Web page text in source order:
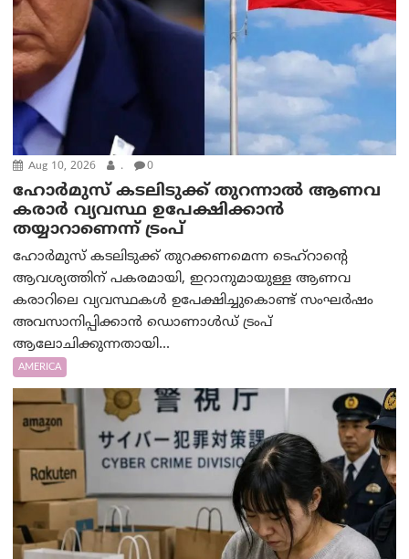
Aug 10, 2026 . 0
ഹോർമുസ് കടലിടുക്ക് തുറന്നാൽ ആണവ
കരാർ വ്യവസ്ഥ ഉപേക്ഷിക്കാൻ
തയ്യാറാണെന്ന് ട്രം‌പ്
ഹോർമുസ് കടലിടുക്ക് തുറക്കണമെന്ന ടെഹ്‌റാന്റെ
ആവശ്യത്തിന് പകരമായി, ഇറാനുമായുള്ള ആണവ
കരാറിലെ വ്യവസ്ഥകൾ ഉപേക്ഷിച്ചുകൊണ്ട് സംഘർഷം
അവസാനിപ്പിക്കാൻ ഡൊണാൾഡ് ട്രംപ്
ആലോചിക്കുന്നതായി...
AMERICA